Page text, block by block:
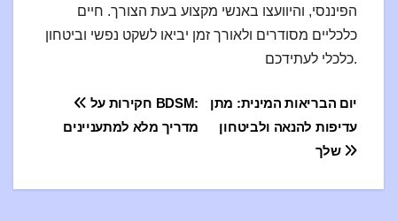
הפיננסי, והיוועצו באנשי מקצוע בעת הצורך. חיים
כלכליים מסודרים ולאורך זמן יביאו לשקט נפשי וביטחון
כלכלי לעתידכם.
יום הבריאות המינית: מתן
עדיפות להנאה ולביטחון
שלך
מדריך מלא למתעניינים